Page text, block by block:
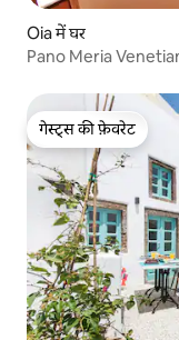
Oia में घर
Pano Meria
गेस्ट्स की फ़ेवरेट
गेस्ट्स की फ़ेवरेट